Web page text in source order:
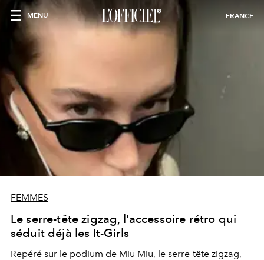
MENU FRANCE
FEMMES
Le serre-tête zigzag, l'accessoire rétro qui
séduit déjà les It-Girls
Repéré sur le podium de Miu Miu, le serre-tête zigzag,